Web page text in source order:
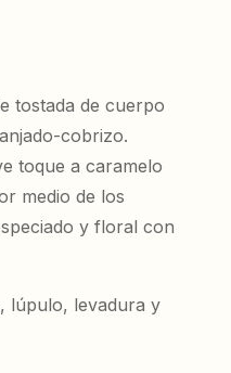
tostada de cuerpo
cobrizo.
toque a caramelo
medio de los
y floral con
lúpulo, levadura y